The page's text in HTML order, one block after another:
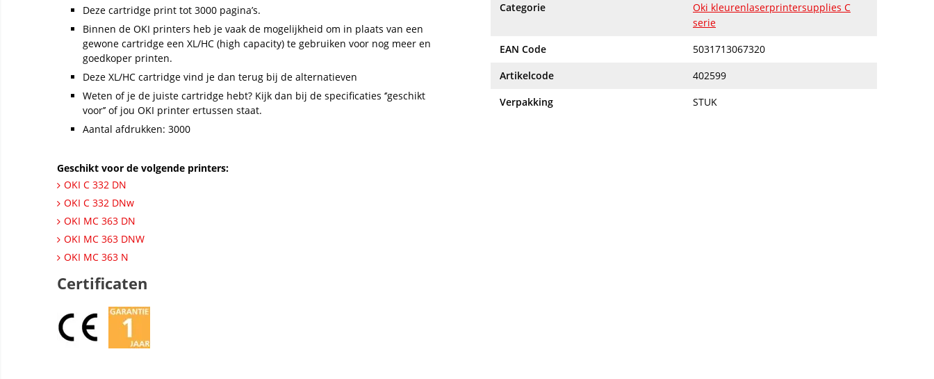
Deze cartridge print tot 3000 pagina’s.
Binnen de OKI printers heb je vaak de mogelijkheid om in plaats van een
gewone cartridge een XL/HC (high capacity) te gebruiken voor nog meer en
goedkoper printen.
Deze XL/HC cartridge vind je dan terug bij de alternatieven
Weten of je de juiste cartridge hebt? Kijk dan bij de specificaties ‘’geschikt
voor’’ of jou OKI printer ertussen staat.
Aantal afdrukken: 3000
Geschikt voor de volgende printers:
OKI C 332 DN
OKI C 332 DNw
OKI MC 363 DN
OKI MC 363 DNW
OKI MC 363 N
Certificaten
Categorie
Oki kleurenlaserprintersupplies C
serie
EAN Code
5031713067320
Artikelcode
402599
Verpakking
STUK